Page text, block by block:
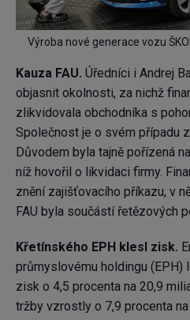
Výroba nové generace vozu
Kauza FAU. Úředníci i Andrej
objasnit okolnosti, za nichž
zlikvidovala obchodníka s
Společnost je o svém případu
Důvodem byla tajně pořízená
níž hovořil o likvidaci firmy.
znění zajišťovacího příkazu, v
FAU byla součástí řetězových
Křetínského EPH klesl zisk.
průmyslovému holdingu
zisk o 4,5 procenta na 20,9
tržby vzrostly o 7,9 procenta na